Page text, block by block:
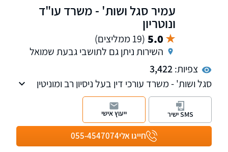
עמיר סגל ושות' - משרד עו"ד
ונוטריון
5.0 (19 ממליצים)
השירות ניתן גם לתושבי גבעת שמואל
צפיות:3,422
סגל ושות' - משרד עורכי דין בעל ניסיון רב ומוניטין
מוכח, המחויב להענקת שירות משפטי מקצועי,
איכותי ומבוסס אמון. המשרד פועל במגוון תחומים,
בהם מקרקעין - רכישה ומכירה של דירות, דיני
ירושה - עריכת צוואות וצוואות הדדיות, קבלת צו
ירושה או צו קיום צוואה, מימוש עיזבונות, ייפוי כוח
חייגו אלי055-4547074
SMS ישיר ייעוץ אישי